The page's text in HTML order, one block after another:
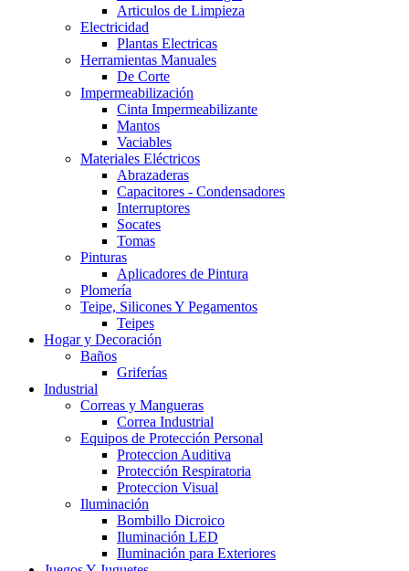
Articulos de Limpieza
Electricidad
Plantas Electricas
Herramientas Manuales
De Corte
Impermeabilización
Cinta Impermeabilizante
Mantos
Vaciables
Materiales Eléctricos
Abrazaderas
Capacitores - Condensadores
Interruptores
Socates
Tomas
Pinturas
Aplicadores de Pintura
Plomería
Teipe, Silicones Y Pegamentos
Teipes
Hogar y Decoración
Baños
Griferías
Industrial
Correas y Mangueras
Correa Industrial
Equipos de Protección Personal
Proteccion Auditiva
Protección Respiratoria
Proteccion Visual
Iluminación
Bombillo Dicroico
Iluminación LED
Iluminación para Exteriores